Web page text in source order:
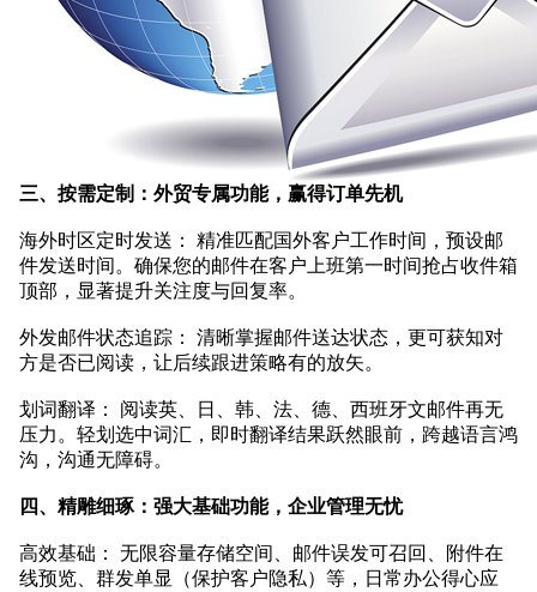
三、按需定制：外贸专属功能，赢得订单先机
海外时区定时发送： 精准匹配国外客户工作时间，预设邮
件发送时间。确保您的邮件在客户上班第一时间抢占收件箱
顶部，显著提升关注度与回复率。
外发邮件状态追踪： 清晰掌握邮件送达状态，更可获知对
方是否已阅读，让后续跟进策略有的放矢。
划词翻译： 阅读英、日、韩、法、德、西班牙文邮件再无
压力。轻划选中词汇，即时翻译结果跃然眼前，跨越语言鸿
沟，沟通无障碍。
四、精雕细琢：强大基础功能，企业管理无忧
高效基础： 无限容量存储空间、邮件误发可召回、附件在
线预览、群发单显（保护客户隐私）等，日常办公得心应